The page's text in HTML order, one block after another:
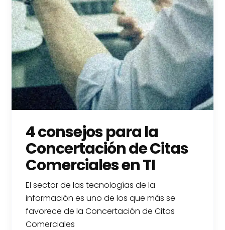
4 consejos para la
Concertación de Citas
Comerciales en TI
El sector de las tecnologías de la
información es uno de los que más se
favorece de la Concertación de Citas
Comerciales